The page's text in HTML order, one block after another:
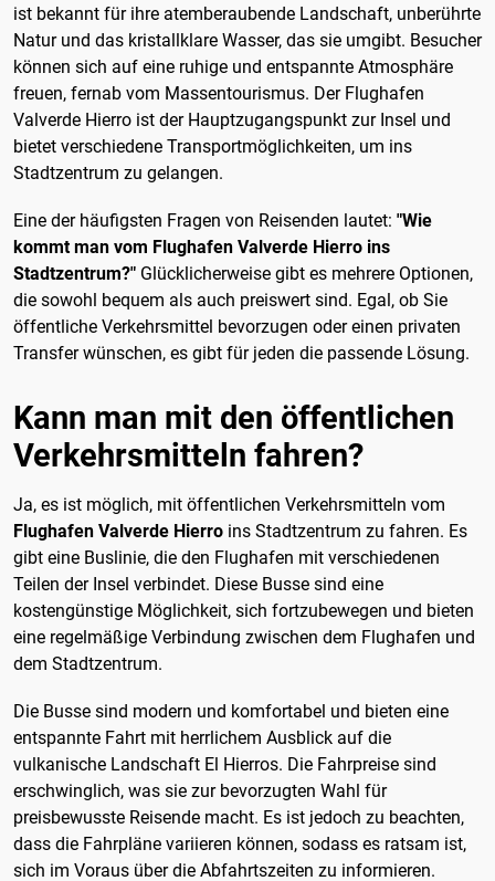
ist bekannt für ihre atemberaubende Landschaft, unberührte
Natur und das kristallklare Wasser, das sie umgibt. Besucher
können sich auf eine ruhige und entspannte Atmosphäre
freuen, fernab vom Massentourismus. Der Flughafen
Valverde Hierro ist der Hauptzugangspunkt zur Insel und
bietet verschiedene Transportmöglichkeiten, um ins
Stadtzentrum zu gelangen.
Eine der häufigsten Fragen von Reisenden lautet: "Wie
kommt man vom Flughafen Valverde Hierro ins
Stadtzentrum?" Glücklicherweise gibt es mehrere Optionen,
die sowohl bequem als auch preiswert sind. Egal, ob Sie
öffentliche Verkehrsmittel bevorzugen oder einen privaten
Transfer wünschen, es gibt für jeden die passende Lösung.
Kann man mit den öffentlichen
Verkehrsmitteln fahren?
Ja, es ist möglich, mit öffentlichen Verkehrsmitteln vom
Flughafen Valverde Hierro ins Stadtzentrum zu fahren. Es
gibt eine Buslinie, die den Flughafen mit verschiedenen
Teilen der Insel verbindet. Diese Busse sind eine
kostengünstige Möglichkeit, sich fortzubewegen und bieten
eine regelmäßige Verbindung zwischen dem Flughafen und
dem Stadtzentrum.
Die Busse sind modern und komfortabel und bieten eine
entspannte Fahrt mit herrlichem Ausblick auf die
vulkanische Landschaft El Hierros. Die Fahrpreise sind
erschwinglich, was sie zur bevorzugten Wahl für
preisbewusste Reisende macht. Es ist jedoch zu beachten,
dass die Fahrpläne variieren können, sodass es ratsam ist,
sich im Voraus über die Abfahrtszeiten zu informieren.